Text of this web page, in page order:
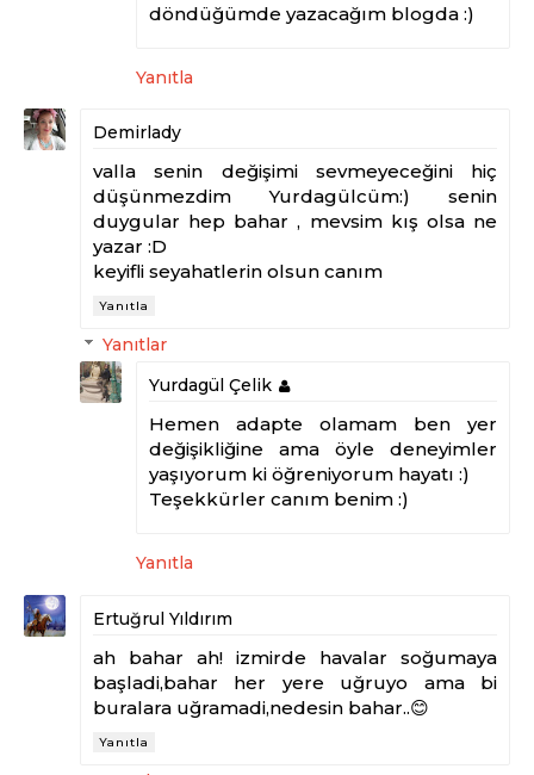
döndüğümde yazacağım blogda :)
Yanıtla
Demirlady
valla senin değişimi sevmeyeceğini hiç
düşünmezdim Yurdagülcüm:) senin
duygular hep bahar , mevsim kış olsa ne
yazar :D
keyifli seyahatlerin olsun canım
Yanıtla
Yanıtlar
Yurdagül Çelik
Hemen adapte olamam ben yer
değişikliğine ama öyle deneyimler
yaşıyorum ki öğreniyorum hayatı :)
Teşekkürler canım benim :)
Yanıtla
Ertuğrul Yıldırım
ah bahar ah! izmirde havalar soğumaya
başladi,bahar her yere uğruyo ama bi
buralara uğramadi,nedesin bahar..😊
Yanıtla